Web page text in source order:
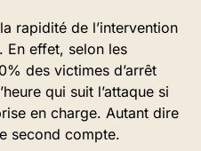
rapidité de l’intervention
En effet, selon les
des victimes d’arrêt
qui suit l’attaque si
en charge. Autant dire
second compte.